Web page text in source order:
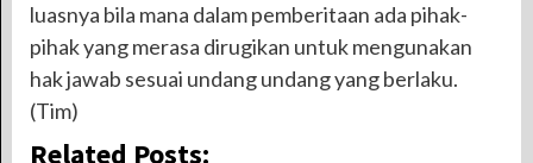
luasnya bila mana dalam pemberitaan ada pihak-
pihak yang merasa dirugikan untuk mengunakan
hak jawab sesuai undang undang yang berlaku.
(Tim)
Related Posts: